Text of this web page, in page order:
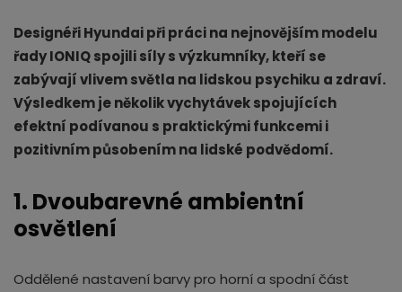
Designéři Hyundai při práci na nejnovějším modelu
řady IONIQ spojili síly s výzkumníky, kteří se
zabývají vlivem světla na lidskou psychiku a zdraví.
Výsledkem je několik vychytávek spojujících
efektní podívanou s praktickými funkcemi i
pozitivním působením na lidské podvědomí.
1. Dvoubarevné ambientní
osvětlení
Oddělené nastavení barvy pro horní a spodní část